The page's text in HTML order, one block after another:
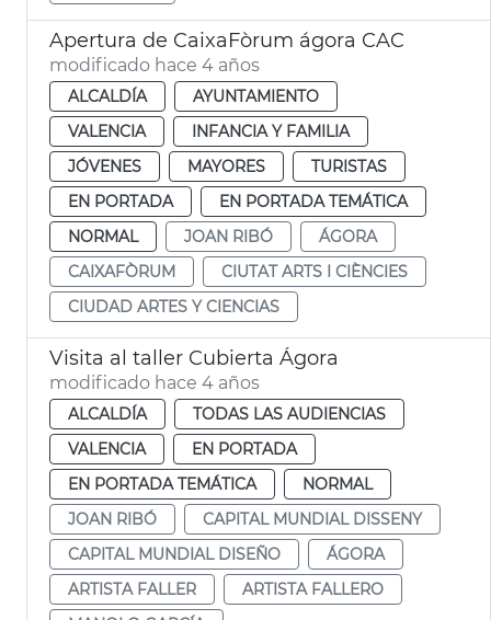
Apertura de CaixaFòrum ágora CAC
modificado hace 4 años
ALCALDÍA
AYUNTAMIENTO
VALENCIA
INFANCIA Y FAMILIA
JÓVENES
MAYORES
TURISTAS
EN PORTADA
EN PORTADA TEMÁTICA
NORMAL
JOAN RIBÓ
ÁGORA
CAIXAFÒRUM
CIUTAT ARTS I CIÈNCIES
CIUDAD ARTES Y CIENCIAS
Visita al taller Cubierta Ágora
modificado hace 4 años
ALCALDÍA
TODAS LAS AUDIENCIAS
VALENCIA
EN PORTADA
EN PORTADA TEMÁTICA
NORMAL
JOAN RIBÓ
CAPITAL MUNDIAL DISSENY
CAPITAL MUNDIAL DISEÑO
ÁGORA
ARTISTA FALLER
ARTISTA FALLERO